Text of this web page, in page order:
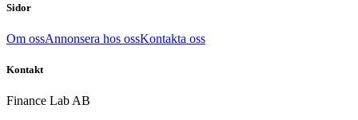
Sidor
Om ossAnnonsera hos ossKontakta oss
Kontakt
Finance Lab AB